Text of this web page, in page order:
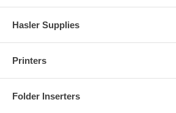
Hasler Supplies
Printers
Folder Inserters